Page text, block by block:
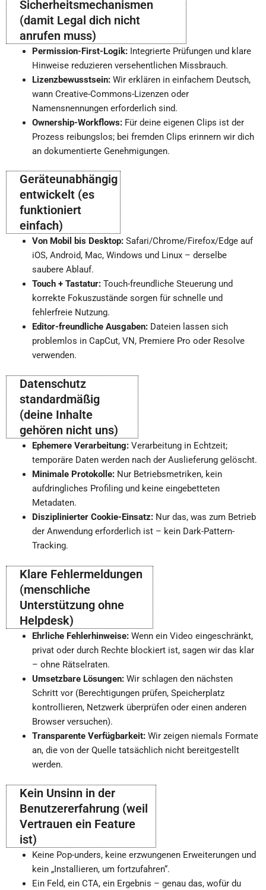
Sicherheitsmechanismen
(damit Legal dich nicht
anrufen muss)
Permission-First-Logik:Integrierte Prüfungen und klare
Hinweise reduzieren versehentlichen Missbrauch.
Lizenzbewusstsein:Wir erklären in einfachem Deutsch,
wann Creative-Commons-Lizenzen oder
Namensnennungen erforderlich sind.
Ownership-Workflows:Für deine eigenen Clips ist der
Prozess reibungslos; bei fremden Clips erinnern wir dich
an dokumentierte Genehmigungen.
Geräteunabhängig
entwickelt (es
funktioniert
einfach)
Von Mobil bis Desktop:Safari/Chrome/Firefox/Edge auf
iOS, Android, Mac, Windows und Linux – derselbe
saubere Ablauf.
Touch + Tastatur:Touch-freundliche Steuerung und
korrekte Fokuszustände sorgen für schnelle und
fehlerfreie Nutzung.
Editor-freundliche Ausgaben:Dateien lassen sich
problemlos in CapCut, VN, Premiere Pro oder Resolve
verwenden.
Datenschutz
standardmäßig
(deine Inhalte
gehören nicht uns)
Ephemere Verarbeitung:Verarbeitung in Echtzeit;
temporäre Daten werden nach der Auslieferung gelöscht.
Minimale Protokolle:Nur Betriebsmetriken, kein
aufdringliches Profiling und keine eingebetteten
Metadaten.
Disziplinierter Cookie-Einsatz:Nur das, was zum Betrieb
der Anwendung erforderlich ist – kein Dark-Pattern-
Tracking.
Klare Fehlermeldungen
(menschliche
Unterstützung ohne
Helpdesk)
Ehrliche Fehlerhinweise:Wenn ein Video eingeschränkt,
privat oder durch Rechte blockiert ist, sagen wir das klar
– ohne Rätselraten.
Umsetzbare Lösungen:Wir schlagen den nächsten
Schritt vor (Berechtigungen prüfen, Speicherplatz
kontrollieren, Netzwerk überprüfen oder einen anderen
Browser versuchen).
Transparente Verfügbarkeit:Wir zeigen niemals Formate
an, die von der Quelle tatsächlich nicht bereitgestellt
werden.
Kein Unsinn in der
Benutzererfahrung (weil
Vertrauen ein Feature
ist)
Keine Pop-unders, keine erzwungenen Erweiterungen und
kein „Installieren, um fortzufahren“.
Ein Feld, ein CTA, ein Ergebnis – genau das, wofür du